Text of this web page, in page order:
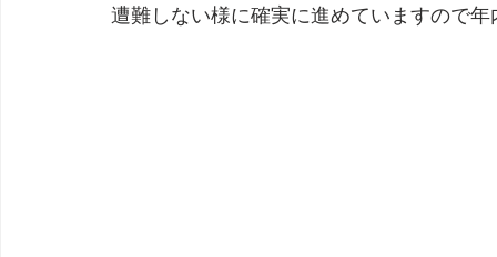
遭難しない様に確実に進めていますので